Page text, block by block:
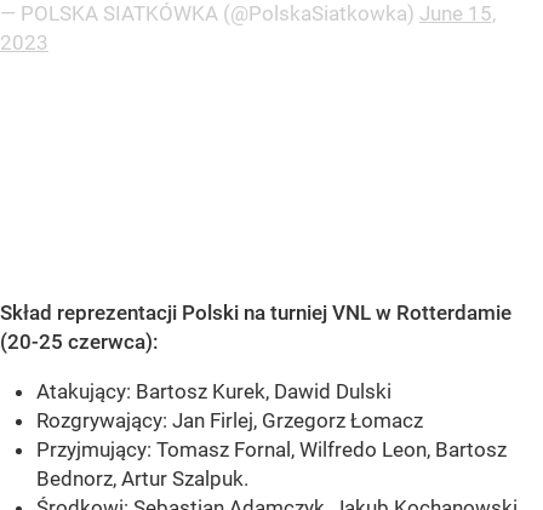
— POLSKA SIATKÓWKA (@PolskaSiatkowka) June 15,
2023
Skład reprezentacji Polski na turniej VNL w Rotterdamie
(20-25 czerwca):
Atakujący: Bartosz Kurek, Dawid Dulski
Rozgrywający: Jan Firlej, Grzegorz Łomacz
Przyjmujący: Tomasz Fornal, Wilfredo Leon, Bartosz
Bednorz, Artur Szalpuk.